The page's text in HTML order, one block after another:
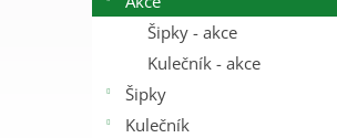
Šipky - akce
Kulečník - akce
Šipky
Kulečník